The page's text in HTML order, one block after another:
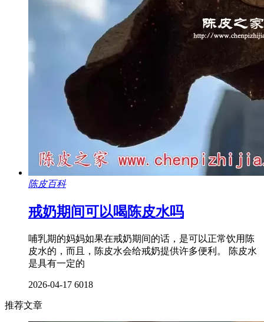
陈皮百科
戒奶期间可以喝陈皮水吗
哺乳期的妈妈如果在戒奶期间的话，是可以正常饮用陈
皮水的，而且，陈皮水会给戒奶提供许多便利。 陈皮水
是具有一定的
2026-04-17 6018
推荐文章